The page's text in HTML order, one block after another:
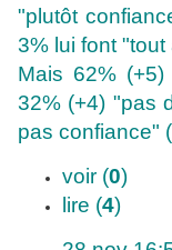
"plutôt
3% lui font
Mais 62%
32% (+4) "pas
pas confiance"
voir (0)
lire (4)